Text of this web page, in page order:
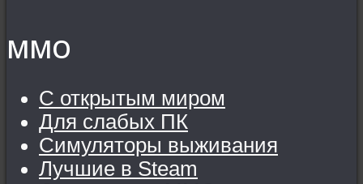
MMO
С открытым миром
Для слабых ПК
Симуляторы выживания
Лучшие в Steam